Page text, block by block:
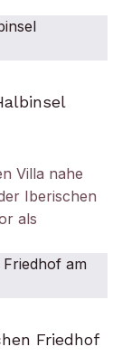
Villa nahe
Iberischen
als
Friedhof